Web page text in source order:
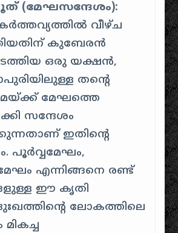
(മേഘസന്ദേശം):
വീഴ്ച
കുബേരൻ
ഒരു യക്ഷൻ,
തന്റെ
മേഘത്തെ
സന്ദേശം
ഇതിന്റെ
പൂർവ്വമേഘം,
എന്നിങ്ങനെ രണ്ട്
ഈ കൃതി
ലോകത്തിലെ